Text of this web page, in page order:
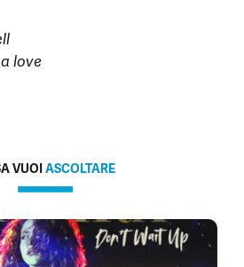
love
VUOIASCOLTARE